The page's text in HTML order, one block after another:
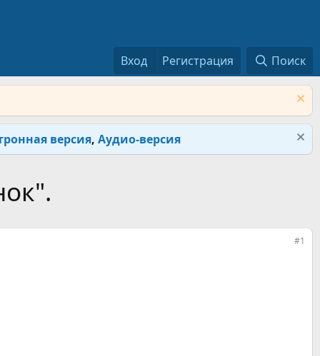
Вход Регистрация Поиск
версия, Аудио-версия
#1